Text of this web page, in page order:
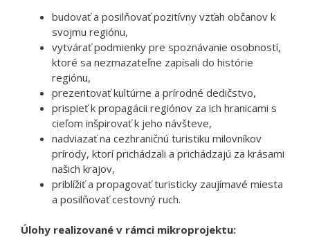
budovať a posilňovať pozitívny vzťah občanov k
svojmu regiónu,
vytvárať podmienky pre spoznávanie osobností,
ktoré sa nezmazateľne zapísali do histórie
regiónu,
prezentovať kultúrne a prírodné dedičstvo,
prispieť k propagácii regiónov za ich hranicami s
cieľom inšpirovať k jeho návšteve,
nadviazať na cezhraničnú turistiku milovníkov
prírody, ktorí prichádzali a prichádzajú za krásami
našich krajov,
priblížiť a propagovať turisticky zaujímavé miesta
a posilňovať cestovný ruch.
Úlohy realizované v rámci mikroprojektu: